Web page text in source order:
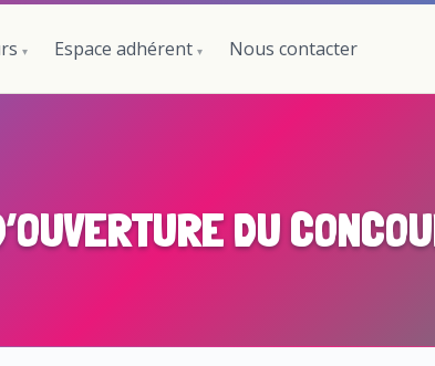
Espace adhérent Nous contacter
DU